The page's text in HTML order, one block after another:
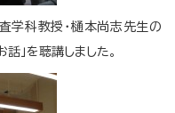
学科教授・樋本尚志先生の
」を聴講しました。